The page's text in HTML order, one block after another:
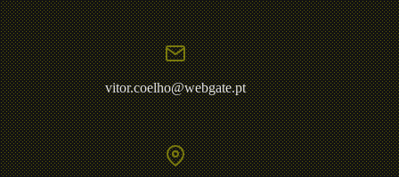
vitor.coelho@webgate.pt